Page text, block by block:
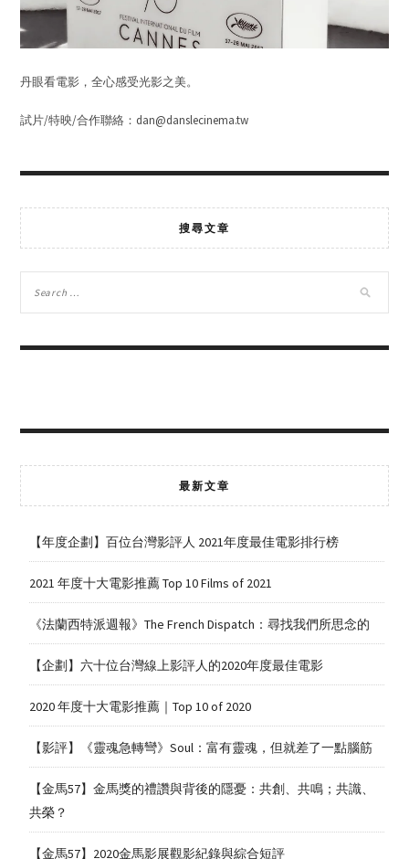
丹眼看電影，全心感受光影之美。
試片/特映/合作聯絡：dan@danslecinema.tw
搜尋文章
最新文章
【年度企劃】百位台灣影評人 2021年度最佳電影排行榜
2021 年度十大電影推薦 Top 10 Films of 2021
《法蘭西特派週報》The French Dispatch：尋找我們所思念的
【企劃】六十位台灣線上影評人的2020年度最佳電影
2020 年度十大電影推薦｜Top 10 of 2020
【影評】《靈魂急轉彎》Soul：富有靈魂，但就差了一點腦筋
【金馬57】金馬獎的禮讚與背後的隱憂：共創、共鳴；共識、
共榮？
【金馬57】2020金馬影展觀影紀錄與綜合短評